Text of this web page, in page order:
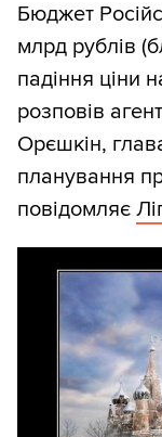
Бюджет
млрд рублів
падіння ціни
розповів
Орєшкін,
планування
повідомляє